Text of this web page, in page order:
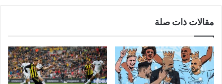
مقالات ذات صلة